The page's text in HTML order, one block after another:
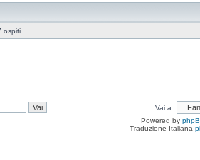
ospiti
Vai a:
Powered by
Traduzione Italiana